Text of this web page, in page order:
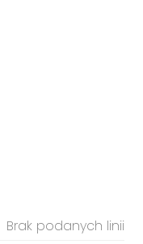
Brak podanych linii